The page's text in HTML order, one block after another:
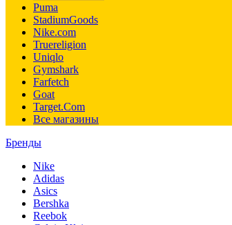
Puma
StadiumGoods
Nike.com
Truereligion
Uniqlo
Gymshark
Farfetch
Goat
Target.Com
Все магазины
Бренды
Nike
Adidas
Asics
Bershka
Reebok